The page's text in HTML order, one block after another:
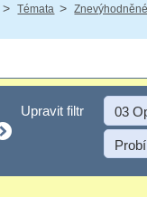
/ Témata /
Upravit filtr
Upravit filtr 03